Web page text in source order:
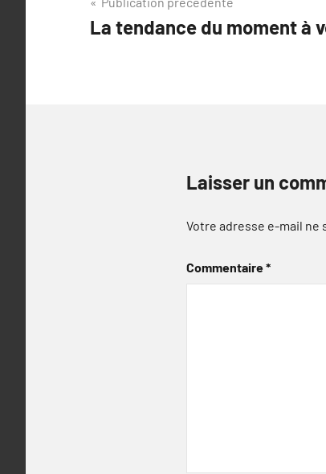
Navigation
de
La tendance du moment à
Laisser un
Votre adresse e-mail ne
Commentaire*